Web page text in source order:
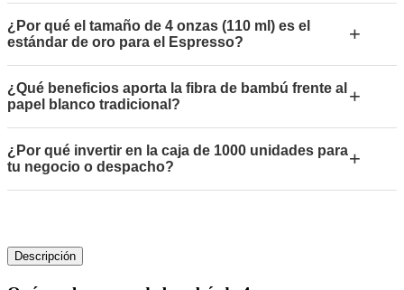
¿Por qué el tamaño de 4 onzas (110 ml) es el
estándar de oro para el Espresso?
+
¿Qué beneficios aporta la fibra de bambú frente al
papel blanco tradicional?
+
¿Por qué invertir en la caja de 1000 unidades para
tu negocio o despacho?
+
Descripción